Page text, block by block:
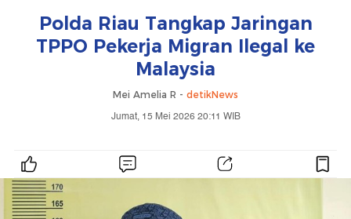
Polda Riau Tangkap Jaringan
TPPO Pekerja Migran Ilegal ke
Malaysia
Mei Amelia R - detikNews
Jumat, 15 Mei 2026 20:11 WIB